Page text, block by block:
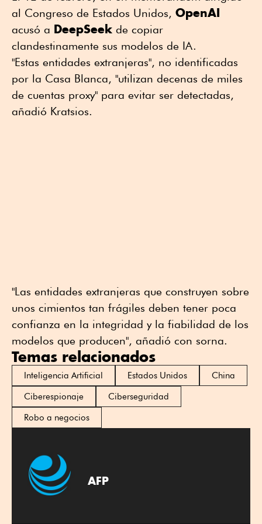
al Congreso de Estados Unidos, OpenAI
acusó a DeepSeek de copiar
clandestinamente sus modelos de IA.
"Estas entidades extranjeras", no identificadas
por la Casa Blanca, "utilizan decenas de miles
de cuentas proxy" para evitar ser detectadas,
añadió Kratsios.
"Las entidades extranjeras que construyen sobre
unos cimientos tan frágiles deben tener poca
confianza en la integridad y la fiabilidad de los
modelos que producen", añadió con sorna.
Temas relacionados
Inteligencia Artificial Estados Unidos
China
Ciberespionaje
Ciberseguridad
Robo a negocios
AFP